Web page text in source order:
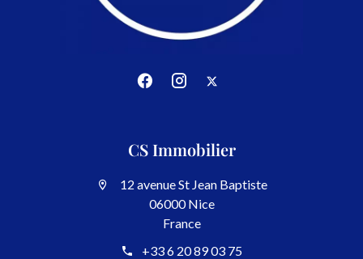
CS Immobilier
12 avenue St Jean Baptiste
06000 Nice
France
+33 6 20 89 03 75